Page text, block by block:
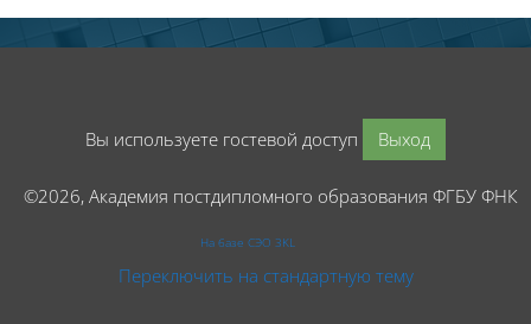
Вы используете гостевой доступ Выход
©2026, Академия постдипломного образования ФГБУ
На базе СЭО 3KL
Переключить на стандартную тему